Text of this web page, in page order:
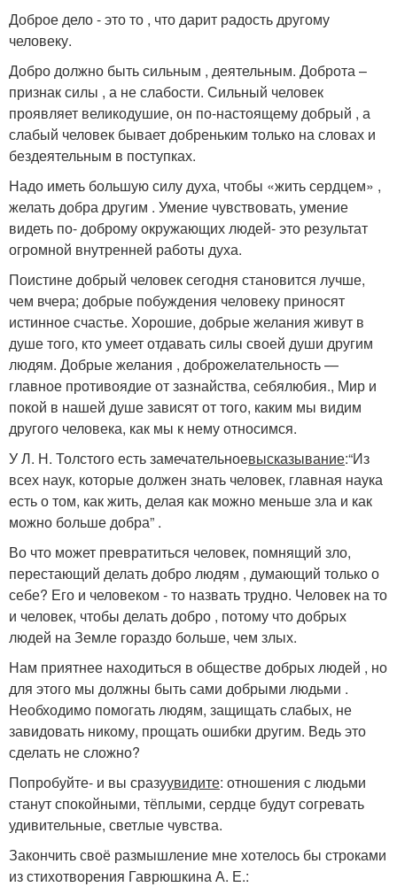
Доброе дело - это то , что дарит радость другому
человеку.
Добро должно быть сильным , деятельным. Доброта –
признак силы , а не слабости. Сильный человек
проявляет великодушие, он по-настоящему добрый , а
слабый человек бывает добреньким только на словах и
бездеятельным в поступках.
Надо иметь большую силу духа, чтобы «жить сердцем» ,
желать добра другим . Умение чувствовать, умение
видеть по- доброму окружающих людей- это результат
огромной внутренней работы духа.
Поистине добрый человек сегодня становится лучше,
чем вчера; добрые побуждения человеку приносят
истинное счастье. Хорошие, добрые желания живут в
душе того, кто умеет отдавать силы своей души другим
людям. Добрые желания , доброжелательность —
главное противоядие от зазнайства, себялюбия., Мир и
покой в нашей душе зависят от того, каким мы видим
другого человека, как мы к нему относимся.
У Л. Н. Толстого есть замечательноевысказывание:“Из
всех наук, которые должен знать человек, главная наука
есть о том, как жить, делая как можно меньше зла и как
можно больше добра” .
Во что может превратиться человек, помнящий зло,
перестающий делать добро людям , думающий только о
себе? Его и человеком - то назвать трудно. Человек на то
и человек, чтобы делать добро , потому что добрых
людей на Земле гораздо больше, чем злых.
Нам приятнее находиться в обществе добрых людей , но
для этого мы должны быть сами добрыми людьми .
Необходимо помогать людям, защищать слабых, не
завидовать никому, прощать ошибки другим. Ведь это
сделать не сложно?
Попробуйте- и вы сразуувидите: отношения с людьми
станут спокойными, тёплыми, сердце будут согревать
удивительные, светлые чувства.
Закончить своё размышление мне хотелось бы строками
из стихотворения Гаврюшкина А. Е.: